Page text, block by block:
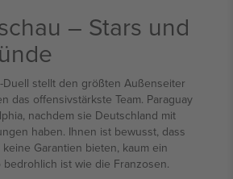
– Stars und
Duell stellt den größten Außenseiter
das offensivstärkste Team. Paraguay
nachdem sie Deutschland mit
haben. Ihnen ist bewusst, dass
keine Garantien bieten, kaum ein
ist wie die Franzosen.